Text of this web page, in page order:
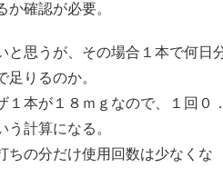
か確認が必要。
と思うが、その場合１本で何日
りるのか。
１本が１８ｍｇなので、１回０
う計算になる。
ちの分だけ使用回数は少なくな